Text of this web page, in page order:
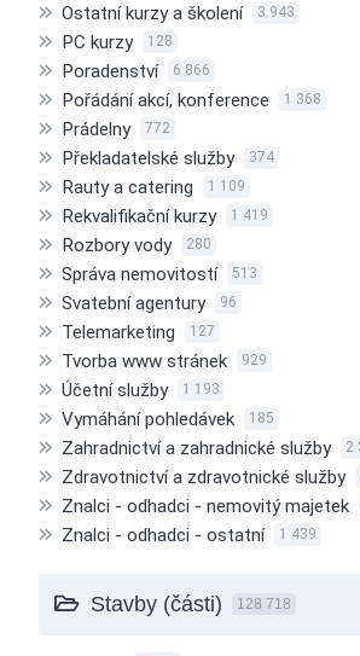
Ostatní kurzy a školení 3 943
PC kurzy 128
Poradenství 6 866
Pořádání akcí, konference 1 368
Prádelny 772
Překladatelské služby 374
Rauty a catering 1 109
Rekvalifikační kurzy 1 419
Rozbory vody 280
Správa nemovitostí 513
Svatební agentury 96
Telemarketing 127
Tvorba www stránek 929
Účetní služby 1 193
Vymáhání pohledávek 185
Zahradnictví a zahradnické služby 2
Zdravotnictví a zdravotnické služby
Znalci - odhadci - nemovitý majetek
Znalci - odhadci - ostatní 1 439
Stavby (části) 128 718